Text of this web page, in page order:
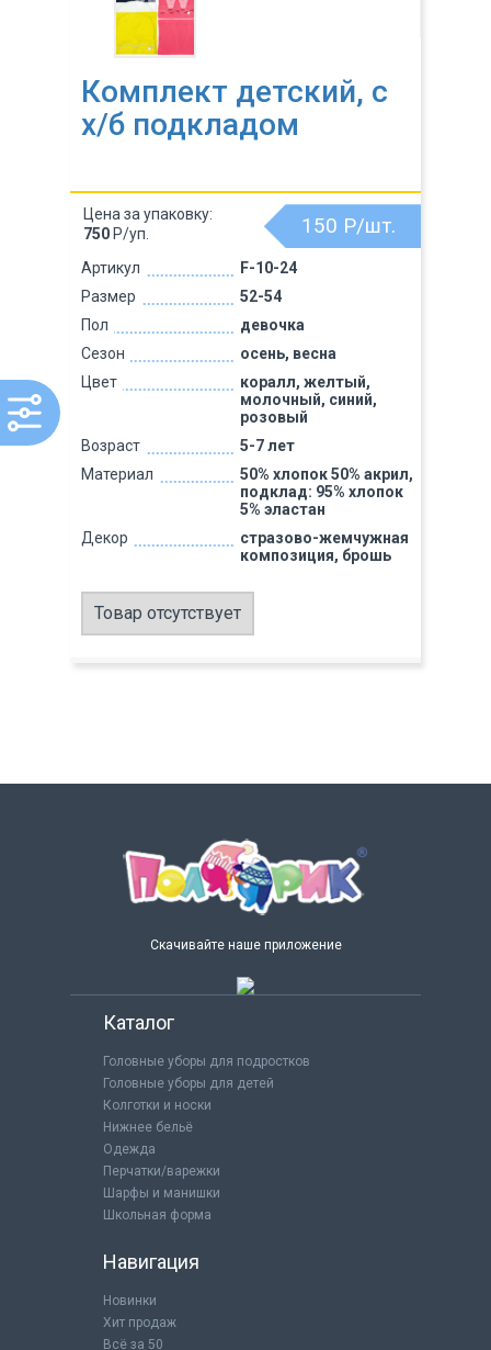
Комплект детский, с
х/б подкладом
Артикул
F-10-24
Размер
52-54
Пол
девочка
Сезон
осень, весна
Цвет
коралл, желтый,
молочный, синий,
розовый
Возраст
5-7 лет
Материал
50% хлопок 50% акрил,
подклад: 95% хлопок
5% эластан
Декор
стразово-жемчужная
композиция, брошь
150 Р/шт.
Цена за упаковку:
750 Р/уп.
Товар отсутствует
Скачивайте наше приложение
Каталог
Головные уборы для подростков
Головные уборы для детей
Колготки и носки
Нижнее бельё
Одежда
Перчатки/варежки
Шарфы и манишки
Школьная форма
Навигация
Новинки
Хит продаж
Всё за 50